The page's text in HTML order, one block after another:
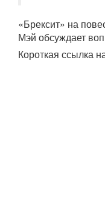
«Брексит» на
Мэй обсуждает
Короткая ссылка